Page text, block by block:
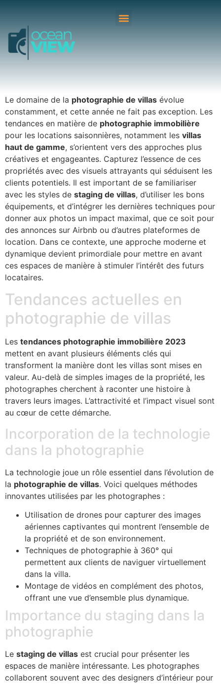
Le domaine de la photographie de villas évolue
constamment, et cette année ne fait pas exception. Les
tendances en matière de photographie immobilière
pour les locations saisonnières, notamment les villas
haut de gamme, s’orientent vers des approches plus
créatives et engageantes. Capturez l’essence de ces
propriétés avec des visuels attrayants qui séduisent les
clients potentiels. Il est important de se familiariser
avec les styles de staging de villas, d’utiliser les bons
équipements, et d’intégrer les dernières techniques pour
donner aux photos un impact maximal, que ce soit pour
des annonces sur Airbnb ou d’autres plateformes de
location. Dans ce contexte, une approche moderne et
dynamique devient primordiale pour mettre en avant
ces espaces de manière à stimuler l’intérêt des futurs
locataires.
Tendances actuelles en
photographie de villas
Les tendances photographie immobilière 2023
mettent en avant plusieurs éléments clés qui
transforment la manière dont les villas sont mises en
valeur. Au-delà de simples images de la propriété, les
photographes cherchent à raconter une histoire à
travers leurs images. L’attractivité et l’impact visuel sont
au cœur de cette démarche.
Incorporation de la technologie
dans la photographie
La technologie joue un rôle essentiel dans l’évolution de
la photographie de villas. Voici quelques méthodes
innovantes utilisées par les photographes :
Utilisation de drones pour capturer des images
aériennes captivantes qui montrent l’ensemble de
la propriété et de son environnement.
Techniques de photographie à 360° qui
permettent aux clients de naviguer virtuellement
dans la villa.
Montage de vidéos en complément des photos,
offrant une vue d’ensemble plus dynamique.
Importance du staging dans la
photographie
Le staging de villas est crucial pour présenter les
espaces de manière intéressante. Les photographes
collaborent souvent avec des designers d’intérieur pour